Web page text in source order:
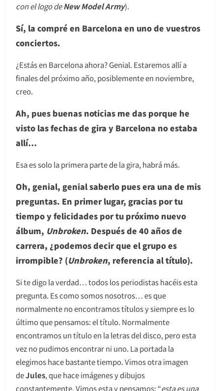
con el logo deNew Model Army).
Sí, la compré en Barcelona en uno de vuestros
conciertos.
¿Estás en Barcelona ahora? Genial. Estaremos allí a
finales del próximo año, posiblemente en noviembre,
creo.
Ah, pues buenas noticias me das porque he
visto las fechas de gira y Barcelona no estaba
allí…
Esa es solo la primera parte de la gira, habrá más.
Oh, genial, genial saberlo pues era una de mis
preguntas. En primer lugar, gracias por tu
tiempo y felicidades por tu próximo nuevo
álbum, Unbroken. Después de 40 años de
carrera, ¿podemos decir que el grupo es
irrompible? (Unbroken, referencia al título).
Si te digo la verdad… todos los periodistas hacéis esta
pregunta. Es como somos nosotros… es que
normalmente no encontramos títulos y siempre es lo
último que pensamos: el título. Normalmente
encontramos un título en la letras del disco, pero esta
vez no pudimos encontrar ni uno. La portada la
elegimos hace bastante tiempo. Vimos otra imagen
deJules, que hace imágenes y dibujos
constantemente. Vimos esta y pensamos: “esta es una